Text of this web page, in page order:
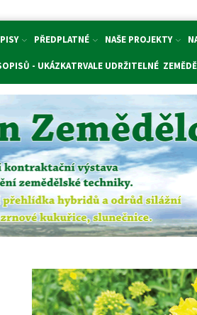
PŘEDPLATNÉ NAŠE PROJEKTY
- UKÁZKATRVALE UDRŽITELNÉ